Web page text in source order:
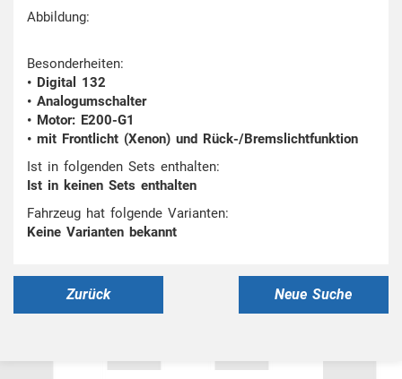
Abbildung:
Besonderheiten:
• Digital 132
• Analogumschalter
• Motor: E200-G1
• mit Frontlicht (Xenon) und Rück-/Bremslichtfunktion
Ist in folgenden Sets enthalten:
Ist in keinen Sets enthalten
Fahrzeug hat folgende Varianten:
Keine Varianten bekannt
Zurück Neue Suche